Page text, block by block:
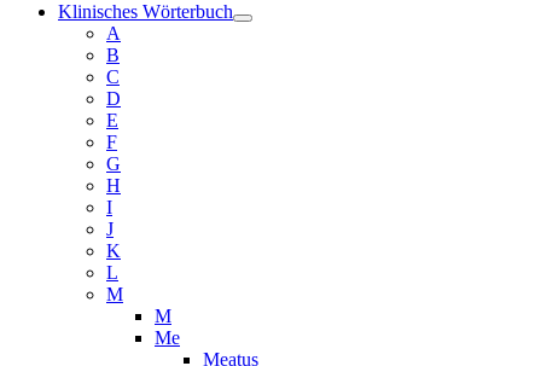
Klinisches Wörterbuch
A
B
C
D
E
F
G
H
I
J
K
L
M
M
Me
Meatus